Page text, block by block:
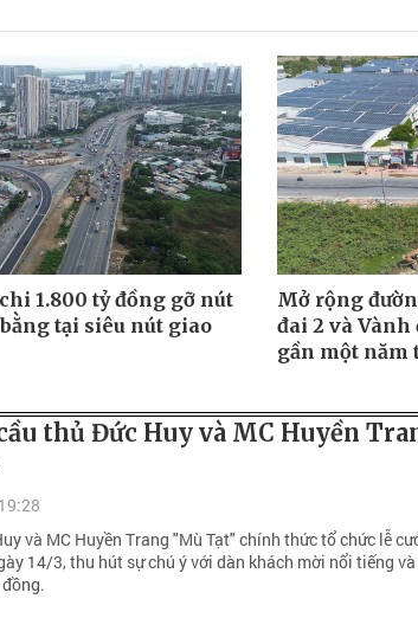
1.800 tỷ đồng gỡ nút
tại siêu nút giao
Mở rộng
đai 2 và Vành
gần một năm
thủ Đức Huy và MC Huyền
và MC Huyền Trang "Mù Tạt" chính thức tổ chức lễ
14/3, thu hút sự chú ý với dàn khách mời nổi tiếng